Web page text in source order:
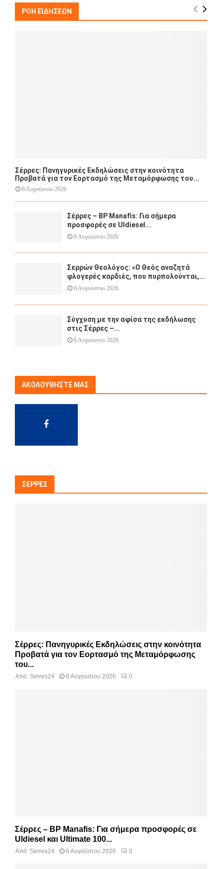
f
A
ΡΟΗ ΕΙΔΗΣΕΩΝ
Σέρρες: Πανηγυρικές Εκδηλώσεις στην κοινότητα
Προβατά για τον Εορτασμό της Μεταμόρφωσης του...
6 Αυγούστου 2026
Σέρρες – BP Manafis: Για σήμερα
προσφορές σε Uldiesel...
6 Αυγούστου 2026
Σερρών Θεολόγος: «Ο Θεός αναζητά
φλογερές καρδιές, που πυρπολούνται,...
6 Αυγούστου 2026
Σύγχυση με την αφίσα της εκδήλωσης
στις Σέρρες –...
6 Αυγούστου 2026
ΑΚΟΛΟΥΘΉΣΤΕ ΜΑΣ
ΣΈΡΡΕΣ
Σέρρες: Πανηγυρικές Εκδηλώσεις στην κοινότητα
Προβατά για τον Εορτασμό της Μεταμόρφωσης
του...
Από: Serres24 6 Αυγούστου 2026 0
Σέρρες – BP Manafis: Για σήμερα προσφορές σε
Uldiesel και Ultimate 100...
Από: Serres24 6 Αυγούστου 2026 0